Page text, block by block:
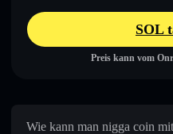
SOL
Preis kann vom
Wie kann man nigga coin